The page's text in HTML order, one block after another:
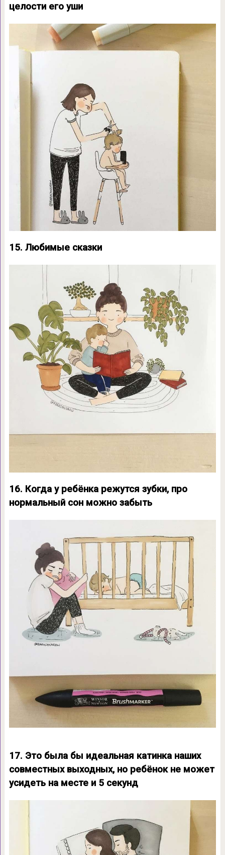
целости его уши
15. Любимые сказки
16. Когда у ребёнка режутся зубки, про
нормальный сон можно забыть
17. Это была бы идеальная катинка наших
совместных выходных, но ребёнок не может
усидеть на месте и 5 секунд